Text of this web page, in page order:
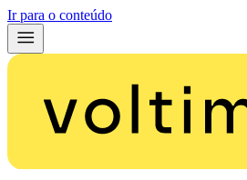
Ir para o conteúdo